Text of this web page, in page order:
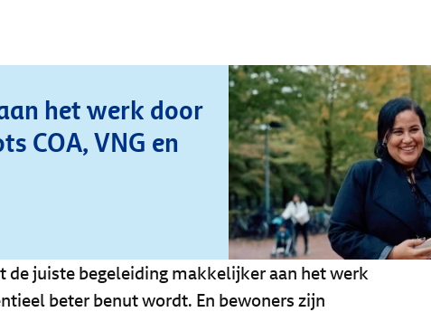
het werk door
COA, VNG en
de juiste begeleiding makkelijker aan het werk
beter benut wordt. En bewoners zijn